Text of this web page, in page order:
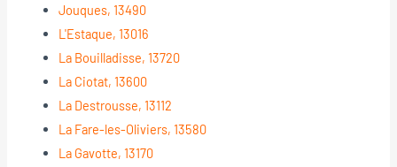
Jouques, 13490
L'Estaque, 13016
La Bouilladisse, 13720
La Ciotat, 13600
La Destrousse, 13112
La Fare-les-Oliviers, 13580
La Gavotte, 13170